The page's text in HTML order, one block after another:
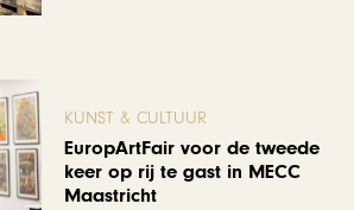
KUNST & CULTUUR
EuropArtFair voor de tweede
keer op rij te gast in MECC
Maastricht